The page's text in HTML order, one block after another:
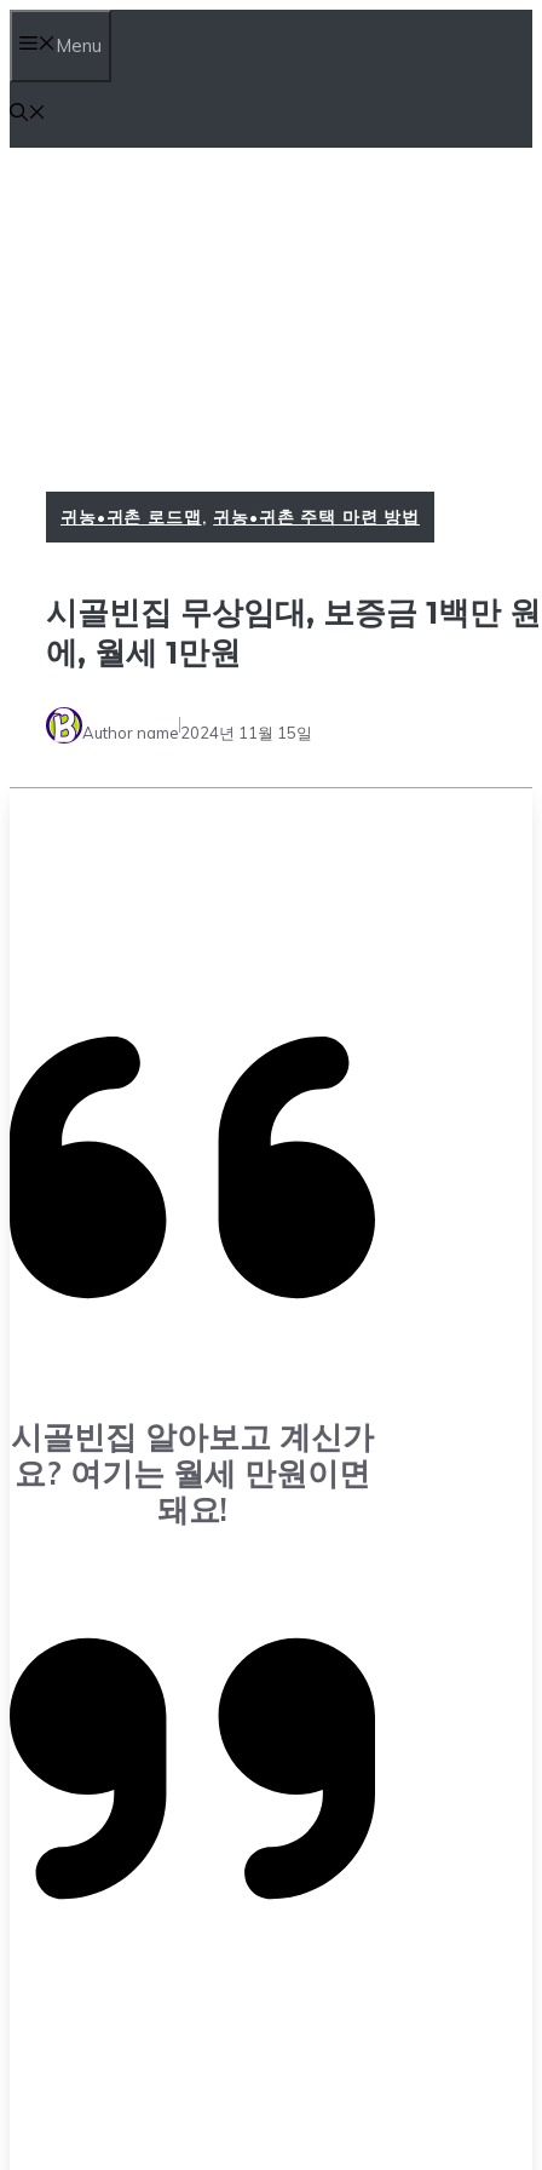
츠
Menu
귀농•귀촌 로드맵, 귀농•귀촌 주택 마련 방법
시골빈집 무상임대, 보증금 1백만 원
에, 월세 1만원
Author name2024년 11월 15일
시골빈집 알아보고 계신가
요? 여기는 월세 만원이면
돼요!